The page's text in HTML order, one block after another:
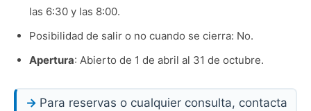
las 6:30 y las 8:00.
Posibilidad de salir o no cuando se cierra: No.
Apertura: Abierto de 1 de abril al 31 de octubre.
Para reservas o cualquier consulta, contacta